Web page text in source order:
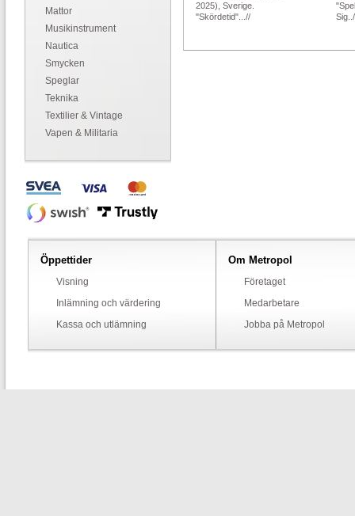
Mattor
Musikinstrument
Nautica
Smycken
Speglar
Teknika
Textilier & Vintage
Vapen & Militaria
2025), Sverige.
"Skördetid"...//
Öppettider
Visning
Inlämning och värdering
Kassa och utlämning
Om Metropol
Företaget
Medarbetare
Jobba på Metropol